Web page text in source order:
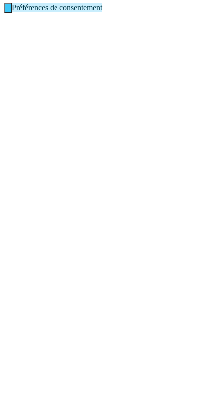
Préférences de consentement